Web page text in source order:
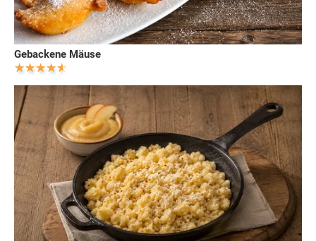
Gebackene Mäuse